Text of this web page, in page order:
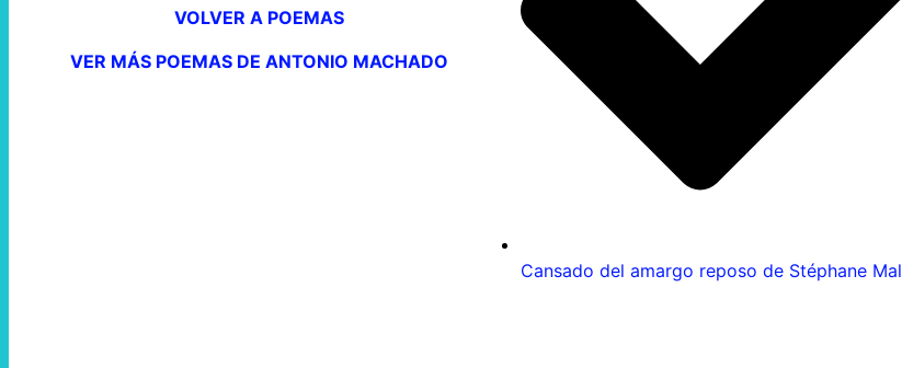
VOLVER A POEMAS
VER MÁS POEMAS DE ANTONIO MACHADO
Cansado del amargo reposo de Stéphane